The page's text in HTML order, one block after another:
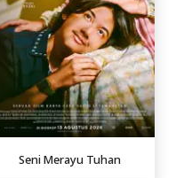
Seni Merayu Tuhan